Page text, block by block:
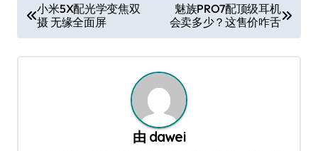
章
导
小米5X配光学变焦双
摄 无缘全面屏
魅族PRO7配顶级耳机
会卖多少？这售价咋舌
由 dawei